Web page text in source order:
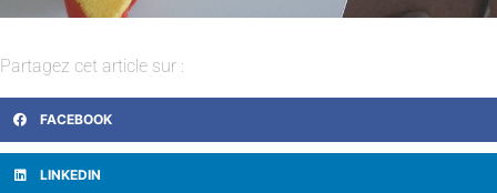
Partagez cet article sur :
FACEBOOK
LINKEDIN